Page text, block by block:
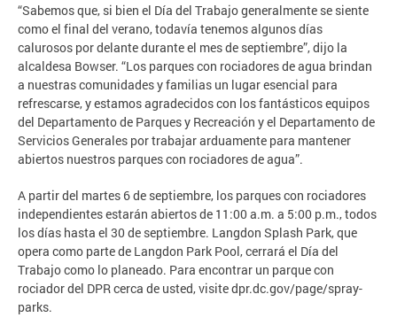
“Sabemos que, si bien el Día del Trabajo generalmente se siente
como el final del verano, todavía tenemos algunos días
calurosos por delante durante el mes de septiembre”, dijo la
alcaldesa Bowser. “Los parques con rociadores de agua brindan
a nuestras comunidades y familias un lugar esencial para
refrescarse, y estamos agradecidos con los fantásticos equipos
del Departamento de Parques y Recreación y el Departamento de
Servicios Generales por trabajar arduamente para mantener
abiertos nuestros parques con rociadores de agua”.
A partir del martes 6 de septiembre, los parques con rociadores
independientes estarán abiertos de 11:00 a.m. a 5:00 p.m., todos
los días hasta el 30 de septiembre. Langdon Splash Park, que
opera como parte de Langdon Park Pool, cerrará el Día del
Trabajo como lo planeado. Para encontrar un parque con
rociador del DPR cerca de usted, visite dpr.dc.gov/page/spray-
parks.